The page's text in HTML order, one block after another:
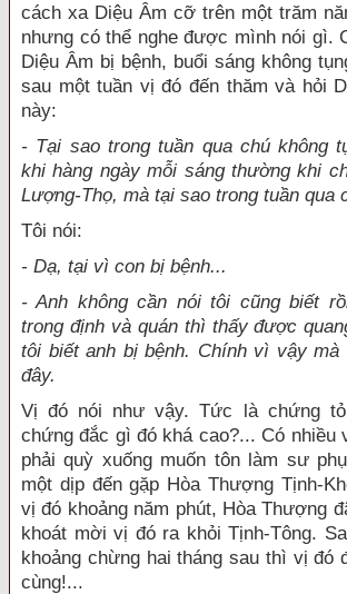
cách xa Diệu Âm cỡ trên một trăm
nhưng có thể nghe được mình nói gì.
Diệu Âm bị bệnh, buổi sáng không
sau một tuần vị đó đến thăm và hỏi
này:
- Tại sao trong tuần qua chú không
khi hàng ngày mỗi sáng thường khi
Lượng-Thọ, mà tại sao trong tuần qua
Tôi nói:
- Dạ, tại vì con bị bệnh...
- Anh không cần nói tôi cũng biết
trong định và quán thì thấy được
tôi biết anh bị bệnh. Chính vì vậy mà
đây.
Vị đó nói như vậy. Tức là chứng
chứng đắc gì đó khá cao?... Có nhiều
phải quỳ xuống muốn tôn làm sư
một dịp đến gặp Hòa Thượng Tịnh-
vị đó khoảng năm phút, Hòa Thượng
khoát mời vị đó ra khỏi Tịnh-Tông.
khoảng chừng hai tháng sau thì vị đó
cùng!...